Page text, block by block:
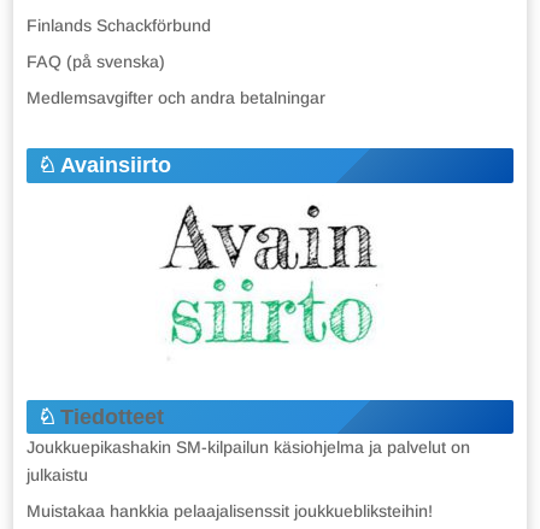
Finlands Schackförbund
FAQ (på svenska)
Medlemsavgifter och andra betalningar
Avainsiirto
Tiedotteet
Joukkuepikashakin SM-kilpailun käsiohjelma ja palvelut on
julkaistu
Muistakaa hankkia pelaajalisenssit joukkuebliksteihin!